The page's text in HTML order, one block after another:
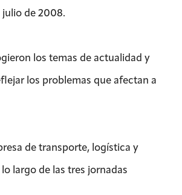
de 2008.
los temas de actualidad y
los problemas que afectan a
de transporte, logística y
largo de las tres jornadas